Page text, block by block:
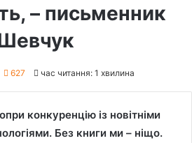
– письменник
627 час читання: 1 хвилина
конкуренцію із новітніми
Без книги ми – ніщо.